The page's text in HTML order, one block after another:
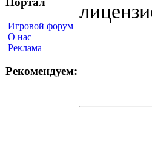
Игровой форум
О нас
Реклама
Рекомендуем: